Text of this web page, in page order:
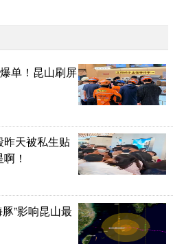
单！昆山刷屏
昨天被私生贴
！
”影响昆山最